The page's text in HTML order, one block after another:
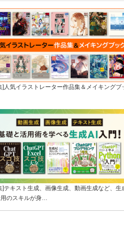
]人気イラストレーター作品集＆メイキングブ
]テキスト生成、画像生成、動画生成など、生
用のスキルが身…